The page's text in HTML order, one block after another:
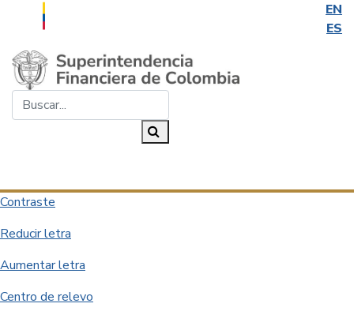
EN
ES
Saltar al contenido principal
Contraste
Reducir letra
Aumentar letra
Centro de relevo